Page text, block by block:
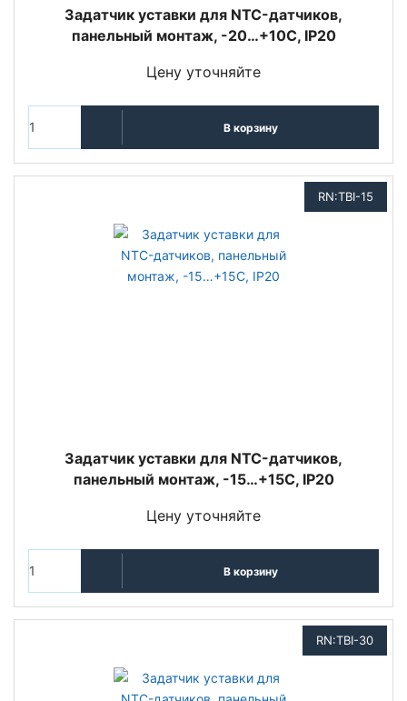
Задатчик уставки для NTC-датчиков,
панельный монтаж, -20…+10С, IP20
Цену уточняйте
В корзину
RN:TBI-15
Задатчик уставки для NTC-датчиков,
панельный монтаж, -15…+15С, IP20
Цену уточняйте
В корзину
RN:TBI-30